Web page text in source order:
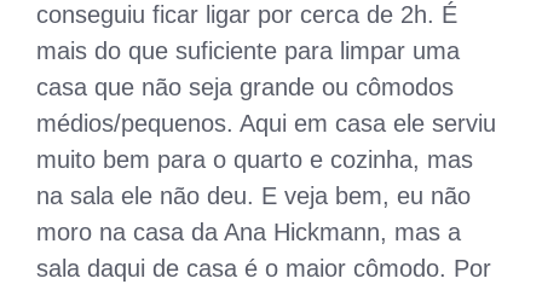
conseguiu ficar ligar por cerca de 2h. É
mais do que suficiente para limpar uma
casa que não seja grande ou cômodos
médios/pequenos. Aqui em casa ele serviu
muito bem para o quarto e cozinha, mas
na sala ele não deu. E veja bem, eu não
moro na casa da Ana Hickmann, mas a
sala daqui de casa é o maior cômodo. Por